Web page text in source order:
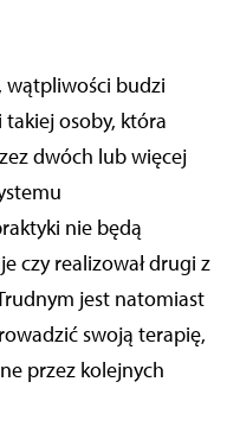
wątpliwości budzi
osoby, która
dwóch lub więcej
nie będą
czy realizował drugi z
jest natomiast
swoją terapię,
przez kolejnych